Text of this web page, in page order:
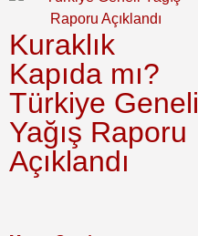
Kuraklık
Kapıda mı?
Türkiye Geneli
Yağış Raporu
Açıklandı